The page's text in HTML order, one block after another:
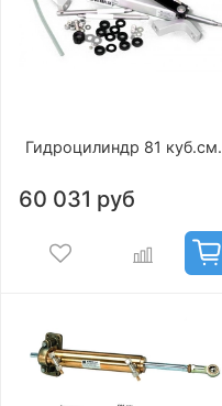
Гидроцилиндр 81 куб.см.
60 031 руб